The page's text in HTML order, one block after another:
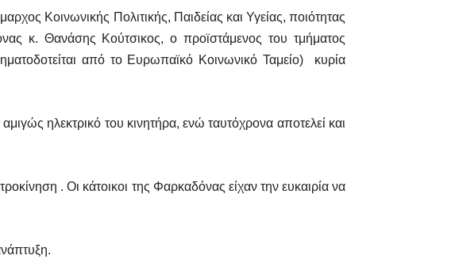
Κοινωνικής Πολιτικής, Παιδείας και Υγείας, ποιότητας
κ. Θανάσης Κούτσικος, ο προϊστάμενος του τμήματος
από το Ευρωπαϊκό Κοινωνικό Ταμείο) κυρία
ηλεκτρικό του κινητήρα, ενώ ταυτόχρονα αποτελεί και
. Οι κάτοικοι της Φαρκαδόνας είχαν την ευκαιρία να